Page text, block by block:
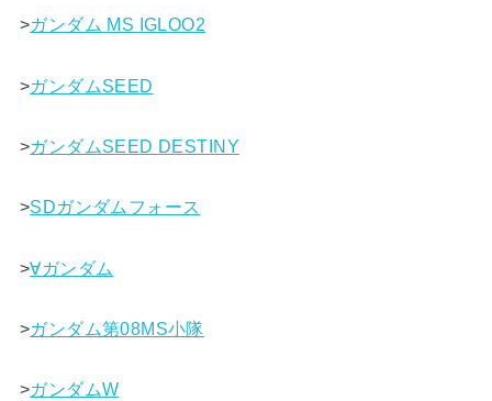
>ガンダム MS IGLOO2
>ガンダムSEED
>ガンダムSEED DESTINY
>SDガンダムフォース
>∀ガンダム
>ガンダム第08MS小隊
>ガンダムW